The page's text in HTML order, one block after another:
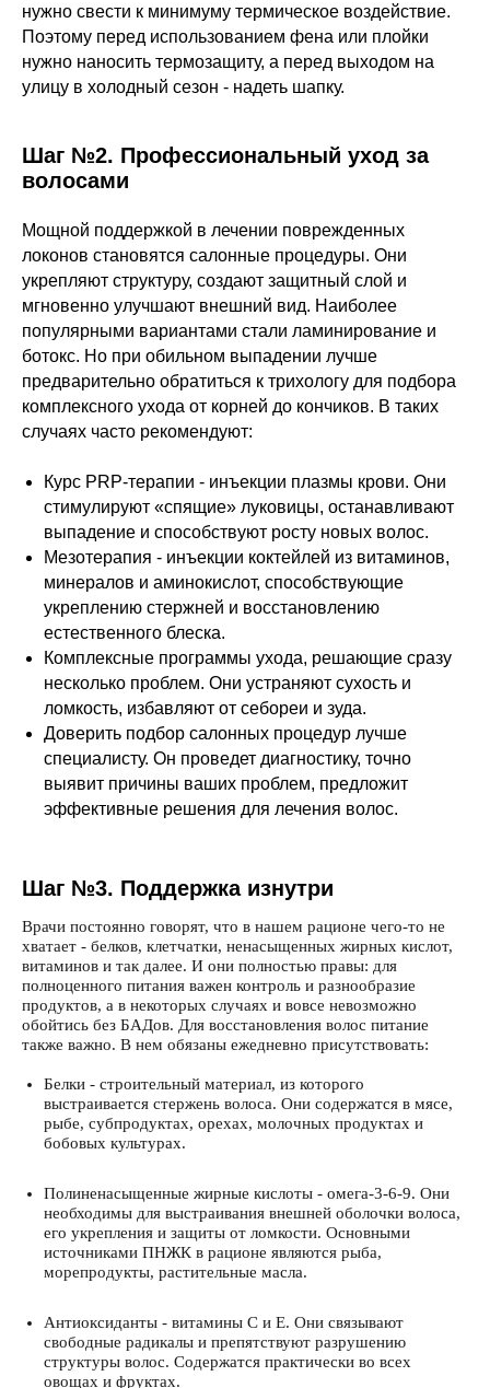
нужно свести к минимуму термическое воздействие.
Поэтому перед использованием фена или плойки
нужно наносить термозащиту, а перед выходом на
улицу в холодный сезон - надеть шапку.
Шаг №2. Профессиональный уход за
волосами
Мощной поддержкой в лечении поврежденных
локонов становятся салонные процедуры. Они
укрепляют структуру, создают защитный слой и
мгновенно улучшают внешний вид. Наиболее
популярными вариантами стали ламинирование и
ботокс. Но при обильном выпадении лучше
предварительно обратиться к трихологу для подбора
комплексного ухода от корней до кончиков. В таких
случаях часто рекомендуют:
Курс PRP-терапии - инъекции плазмы крови. Они
стимулируют «спящие» луковицы, останавливают
выпадение и способствуют росту новых волос.
Мезотерапия - инъекции коктейлей из витаминов,
минералов и аминокислот, способствующие
укреплению стержней и восстановлению
естественного блеска.
Комплексные программы ухода, решающие сразу
несколько проблем. Они устраняют сухость и
ломкость, избавляют от себореи и зуда.
Доверить подбор салонных процедур лучше
специалисту. Он проведет диагностику, точно
выявит причины ваших проблем, предложит
эффективные решения для лечения волос.
Шаг №3. Поддержка изнутри
Врачи постоянно говорят, что в нашем рационе чего-то не
хватает - белков, клетчатки, ненасыщенных жирных кислот,
витаминов и так далее. И они полностью правы: для
полноценного питания важен контроль и разнообразие
продуктов, а в некоторых случаях и вовсе невозможно
обойтись без БАДов. Для восстановления волос питание
также важно. В нем обязаны ежедневно присутствовать:
Белки - строительный материал, из которого
выстраивается стержень волоса. Они содержатся в мясе,
рыбе, субпродуктах, орехах, молочных продуктах и
бобовых культурах.
Полиненасыщенные жирные кислоты - омега-3-6-9. Они
необходимы для выстраивания внешней оболочки волоса,
его укрепления и защиты от ломкости. Основными
источниками ПНЖК в рационе являются рыба,
морепродукты, растительные масла.
Антиоксиданты - витамины С и Е. Они связывают
свободные радикалы и препятствуют разрушению
структуры волос. Содержатся практически во всех
овощах и фруктах.